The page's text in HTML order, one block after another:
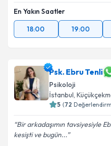
En Yakın Saatler
18:00
19:00
Psk. Ebru Tenli
Psikoloji
İstanbul,
5 (72
Bir arkadaşımın tavsiyesiyle
kesişti ve bugün...